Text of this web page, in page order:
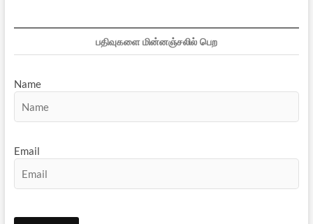
பதிவுகளை மின்னஞ்சலில் பெற
Name
Email